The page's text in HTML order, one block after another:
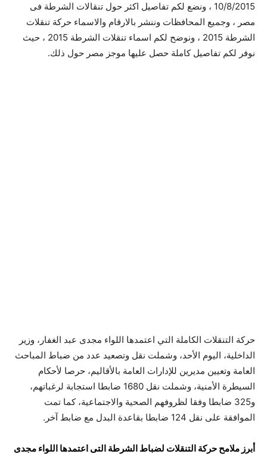
10/8/2015 ، ونضع لكم تفاصيل اكثر حول تنقالات الشرطة فى
مصر ، وجميع المحافظات وننشر بالارقام والاسماء حركة تنقلات
الشرطة 2015 ، ونوضح لكم اسماء تنقلات الشرطة 2015 ، حيث
نوفر لكم تفاصيل كاملة حصل عليها موجز مصر حول ذلك.
حركة التنقلات الكاملة التي اعتمدها اللواء مجدى عبد الغفار، وزير
الداخلية، اليوم الأحد، وشملت نقل وتصعيد عدد من ضباط المباحث
العامة وتعيين مديرين للإدارات العامة بالأقاليم، حرصا لأحكام
السيطرة الأمنية، وشملت نقل 1680 ضابطا استجابة لرغباتهم،
و325 ضابطا وفقا لظروفهم الصحية والاجتماعية، كما تمت
الموافقة على نقل 124 ضابطا بقاعدة البدل مع ضابط آخر.
أبرز ملامح حركة التنقلات لضباط الشرطة التى اعتمدها اللواء مجدى